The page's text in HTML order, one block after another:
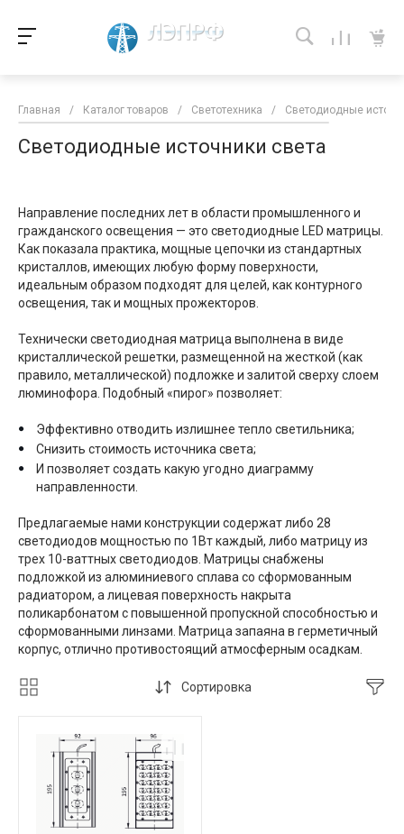
Главная / Каталог товаров / Светотехника / Светодиодные
Светодиодные источники света
Направление последних лет в области промышленного и
гражданского освещения — это светодиодные LED матрицы.
Как показала практика, мощные цепочки из стандартных
кристаллов, имеющих любую форму поверхности,
идеальным образом подходят для целей, как контурного
освещения, так и мощных прожекторов.
Технически светодиодная матрица выполнена в виде
кристаллической решетки, размещенной на жесткой (как
правило, металлической) подложке и залитой сверху слоем
люминофора. Подобный «пирог» позволяет:
Эффективно отводить излишнее тепло светильника;
Снизить стоимость источника света;
И позволяет создать какую угодно диаграмму
направленности.
Предлагаемые нами конструкции содержат либо 28
светодиодов мощностью по 1Вт каждый, либо матрицу из
трех 10-ваттных светодиодов. Матрицы снабжены
подложкой из алюминиевого сплава со сформованным
радиатором, а лицевая поверхность накрыта
поликарбонатом с повышенной пропускной способностью и
сформованными линзами. Матрица запаяна в герметичный
корпус, отлично противостоящий атмосферным осадкам.
Сортировка